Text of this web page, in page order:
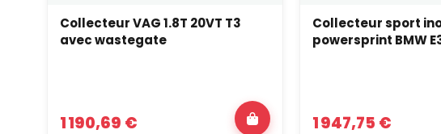
Collecteur VAG 1.8T 20VT T3
avec wastegate
1 190,69 €
Collecteur sport
powersprint BMW
1 947,75 €